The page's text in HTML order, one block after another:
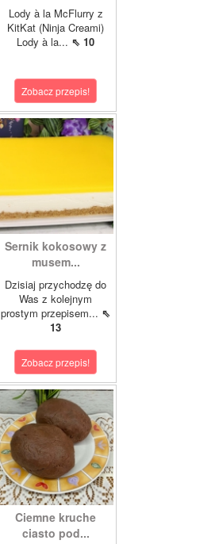
Lody à la McFlurry z
KitKat (Ninja Creami)
Lody à la... ⇖ 10
Zobacz przepis!
Sernik kokosowy z
musem...
Dzisiaj przychodzę do
Was z kolejnym
prostym przepisem... ⇖
13
Zobacz przepis!
Ciemne kruche
ciasto pod...